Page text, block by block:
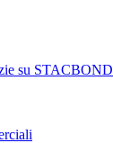
su STACBOND